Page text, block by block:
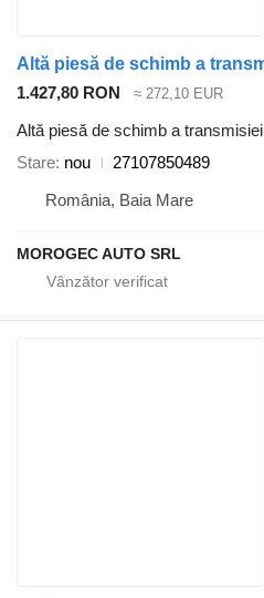
1.427,80 RON ≈ 272,10 EUR
Altă piesă de schimb a transmisiei
Stare nou
27107850489
România, Baia Mare
MOROGEC AUTO SRL